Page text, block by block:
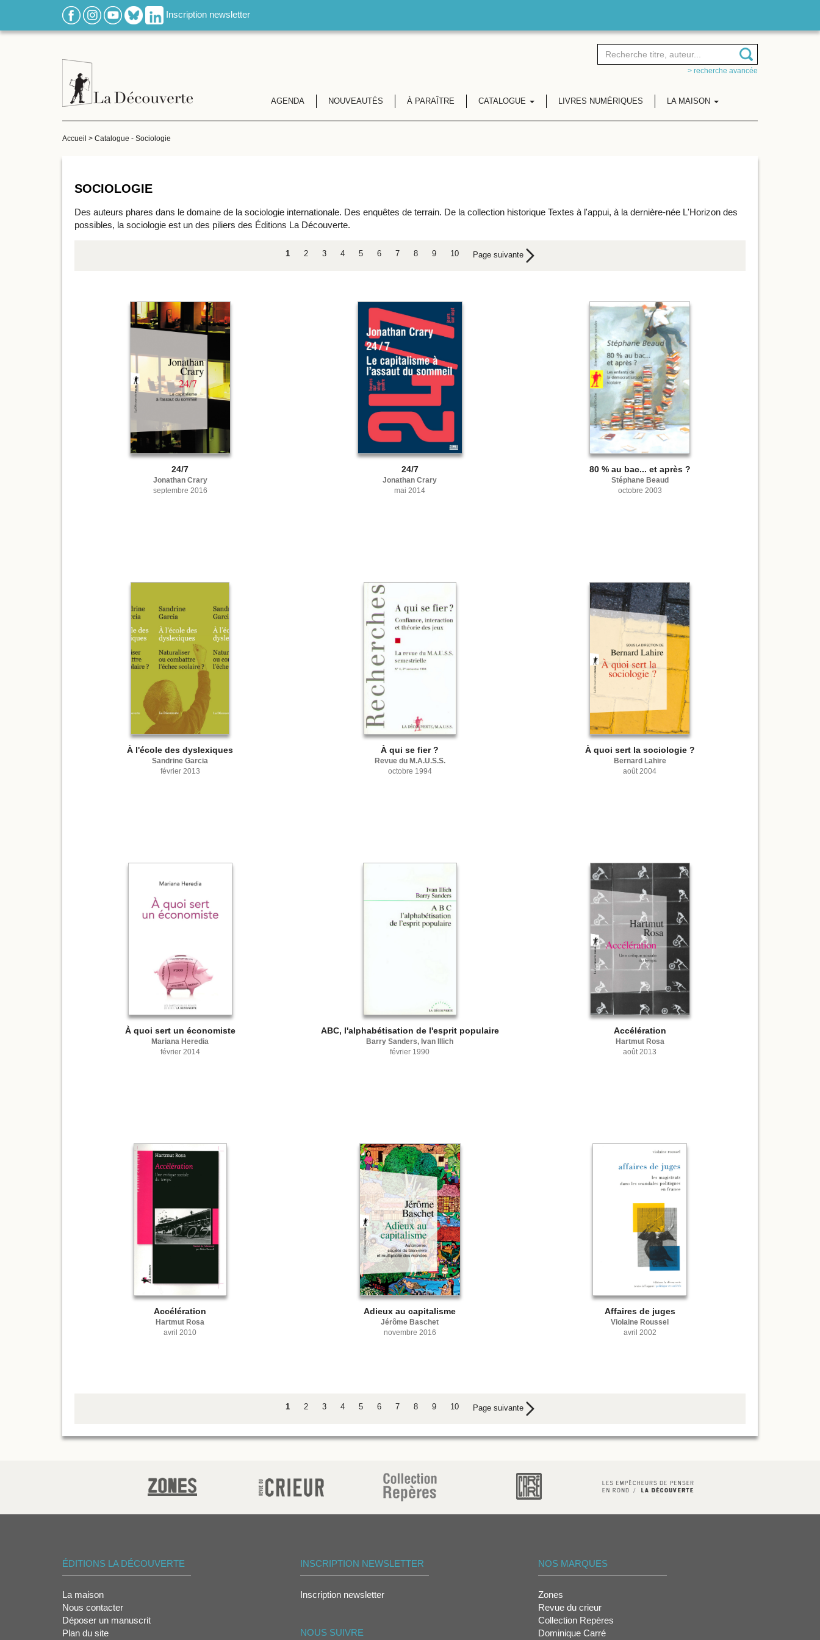
Inscription newsletter
> recherche avancée
AGENDA NOUVEAUTÉS À PARAÎTRE CATALOGUE LIVRES NUMÉRIQUES LA MAISON
Accueil > Catalogue - Sociologie
SOCIOLOGIE
Des auteurs phares dans le domaine de la sociologie internationale. Des enquêtes de terrain. De la collection historique Textes à l'appui, à la dernière-née L'Horizon des
possibles, la sociologie est un des piliers des Éditions La Découverte.
1 2 3 4 5 6 7 8 9 10 Page suivante
24/7
Jonathan Crary
septembre 2016
24/7
Jonathan Crary
mai 2014
80 % au bac... et après ?
Stéphane Beaud
octobre 2003
À l'école des dyslexiques
Sandrine Garcia
février 2013
À qui se fier ?
Revue du M.A.U.S.S.
octobre 1994
À quoi sert la sociologie ?
Bernard Lahire
août 2004
À quoi sert un économiste
Mariana Heredia
février 2014
ABC, l'alphabétisation de l'esprit populaire
Barry Sanders, Ivan Illich
février 1990
Accélération
Hartmut Rosa
août 2013
Accélération
Hartmut Rosa
avril 2010
Adieux au capitalisme
Jérôme Baschet
novembre 2016
Affaires de juges
Violaine Roussel
avril 2002
1 2 3 4 5 6 7 8 9 10 Page suivante
ÉDITIONS LA DÉCOUVERTE
La maison
Nous contacter
Déposer un manuscrit
Plan du site
INSCRIPTION NEWSLETTER
Inscription newsletter
NOUS SUIVRE
NOS MARQUES
Zones
Revue du crieur
Collection Repères
Dominique Carré